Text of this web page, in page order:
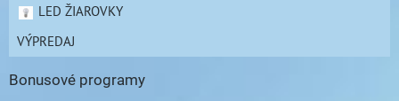
LED ŽIAROVKY
VÝPREDAJ
Bonusové programy